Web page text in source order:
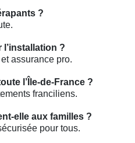
?
l’installation ?
assurance pro.
l’Île-de-France ?
franciliens.
elle aux familles ?
pour tous.